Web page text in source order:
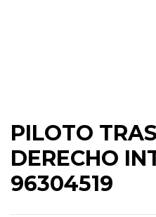
PILOTO
DERECHO
96304519